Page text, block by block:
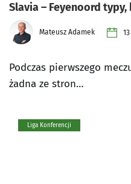
Slavia – Feyenoord
Mateusz Adamek
Podczas pierwszego
żadna ze stron…
Liga Konferencji